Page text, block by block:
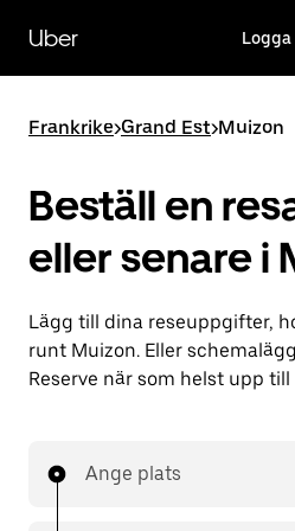
huvudinnehållet
Uber Logga
Frankrike>Grand Est>Muizon
Beställ en
eller senare i
Lägg till dina reseuppgifter,
runt Muizon. Eller
Reserve när som helst upp
Ange plats